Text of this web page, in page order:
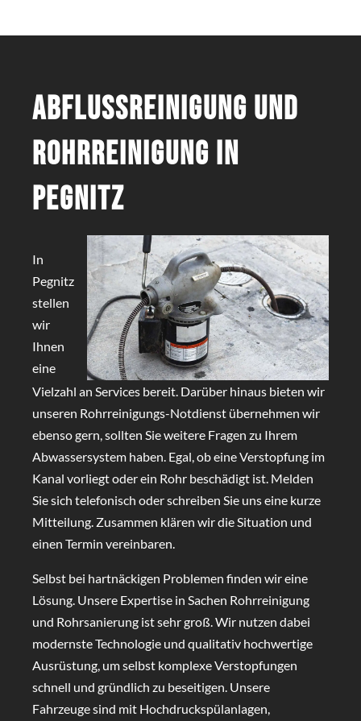
Abflussreinigung und
Rohrreinigung in
Pegnitz
In
Pegnitz
stellen
wir
Ihnen
eine
Vielzahl an Services bereit. Darüber hinaus bieten wir
unseren Rohrreinigungs-Notdienst übernehmen wir
ebenso gern, sollten Sie weitere Fragen zu Ihrem
Abwassersystem haben. Egal, ob eine Verstopfung im
Kanal vorliegt oder ein Rohr beschädigt ist. Melden
Sie sich telefonisch oder schreiben Sie uns eine kurze
Mitteilung. Zusammen klären wir die Situation und
einen Termin vereinbaren.
Selbst bei hartnäckigen Problemen finden wir eine
Lösung. Unsere Expertise in Sachen Rohrreinigung
und Rohrsanierung ist sehr groß. Wir nutzen dabei
modernste Technologie und qualitativ hochwertige
Ausrüstung, um selbst komplexe Verstopfungen
schnell und gründlich zu beseitigen. Unsere
Fahrzeuge sind mit Hochdruckspülanlagen,